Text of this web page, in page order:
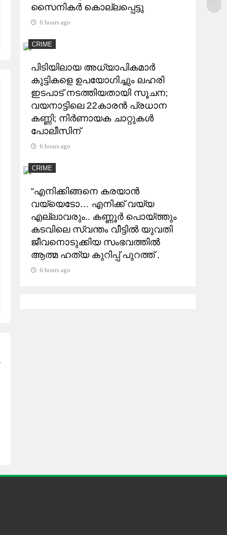
സൈനികർ കൊല്ലപ്പെട്ടു
6 hours ago
CRIME
പിടിയിലായ അധ്യാപികമാര്‍
കുട്ടികളെ ഉപയോഗിച്ചും ലഹരി
ഇടപാട് നടത്തിയതായി സൂചന;
വയനാട്ടിലെ 22കാരന്‍ പ്രധാന
കണ്ണി; നിര്‍ണായക ചാറ്റുകള്‍
പോലീസിന്
6 hours ago
CRIME
“എനിക്കിങ്ങനെ കരയാൻ
വയ്യെടോ… എനിക്ക് വയ്യ
എല്ലാവരും.. കണ്ണൂർ പൊയ്ത്തും
കടവിലെ സ്വന്തം വീട്ടിൽ യുവതി
ജീവനൊടുക്കിയ സംഭവത്തിൽ
ആത്മ ഹത്യ കുറിപ്പ് പുറത്ത് .
6 hours ago